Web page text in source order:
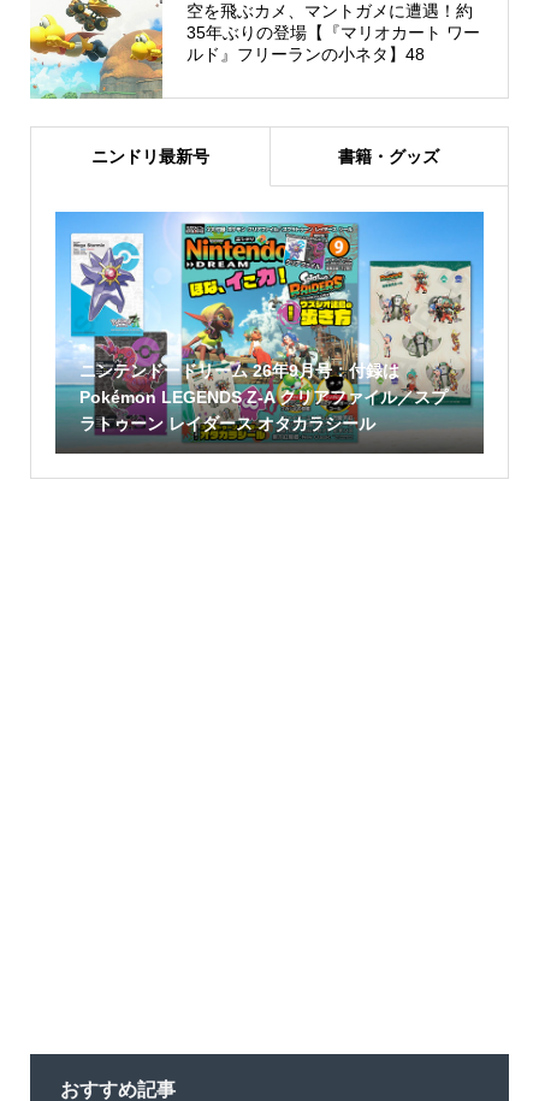
空を飛ぶカメ、マントガメに遭遇！約
35年ぶりの登場【『マリオカート ワー
ルド』フリーランの小ネタ】48
ニンドリ最新号 書籍・グッズ
ニンテンドードリーム 26年9月号：付録は
Pokémon LEGENDS Z-A クリアファイル／スプ
ラトゥーン レイダース オタカラシール
おすすめ記事